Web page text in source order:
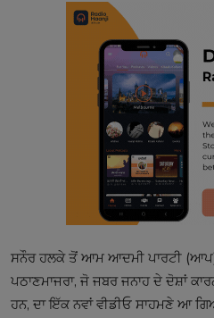
ਸਨੌਰ ਹਲਕੇ ਤੋਂ ਆਮ ਆਦਮੀ ਪਾਰਟੀ
ਪਠਾਣਮਾਜਰਾ, ਜੋ ਜਬਰ ਜਨਾਹ ਦੇ ਦੋਸ਼ਾਂ
ਹਨ, ਦਾ ਇੱਕ ਨਵਾਂ ਵੀਡੀਓ ਸਾਹਮਣੇ ਆ